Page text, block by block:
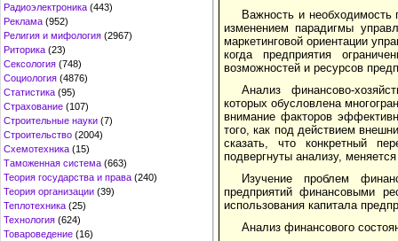
Радиоэлектроника (443)
Реклама (952)
Религия и мифология (2967)
Риторика (23)
Сексология (748)
Социология (4876)
Статистика (95)
Страхование (107)
Строительные науки (7)
Строительство (2004)
Схемотехника (15)
Таможенная система (663)
Теория государства и права (240)
Теория организации (39)
Теплотехника (25)
Технология (624)
Товароведение (16)
Важность и необходимость
изменением парадигмы
маркетинговой ориентации
когда предприятия
возможностей и ресурсов
Анализ финансово-
которых обусловлена
внимание факторов
того, как под действием
сказать, что конкретный
подвергнуты анализу,
Изучение проблем
предприятий финансовыми
использования капитала
Анализ финансового